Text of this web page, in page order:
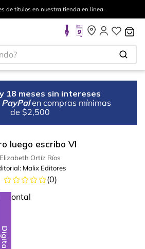
de títulos en nuestra tienda en línea.
18 meses sin intereses
PayPal en compras mínimas
de $2,500
luego escribo VI
Elizabeth Ortíz Ríos
Malix Editores
(0)
Digital